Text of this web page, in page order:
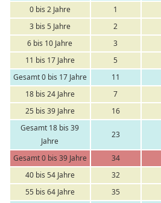
0 bis 2 Jahre
1
3 bis 5 Jahre
2
6 bis 10 Jahre
3
11 bis 17 Jahre
5
Gesamt 0 bis 17 Jahre
11
18 bis 24 Jahre
7
25 bis 39 Jahre
16
Gesamt 18 bis 39
Jahre
23
Gesamt 0 bis 39 Jahre 34
40 bis 54 Jahre
32
55 bis 64 Jahre
35